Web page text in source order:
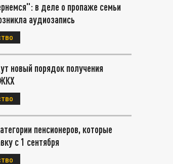
в деле о пропаже семьи
аудиозапись
новый порядок получения
пенсионеров, которые
с 1 сентября